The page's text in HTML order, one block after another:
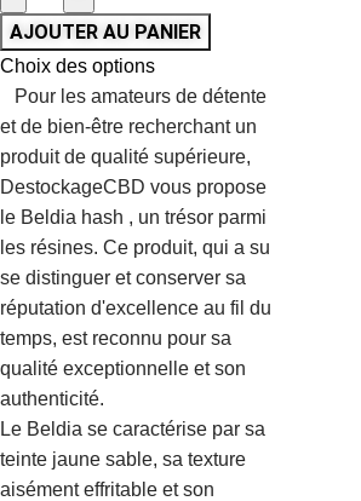
AJOUTER AU PANIER
Choix des options
Pour les amateurs de détente
et de bien-être recherchant un
produit de qualité supérieure,
DestockageCBD vous propose
le Beldia hash , un trésor parmi
les résines. Ce produit, qui a su
se distinguer et conserver sa
réputation d'excellence au fil du
temps, est reconnu pour sa
qualité exceptionnelle et son
authenticité.
Le Beldia se caractérise par sa
teinte jaune sable, sa texture
aisément effritable et son